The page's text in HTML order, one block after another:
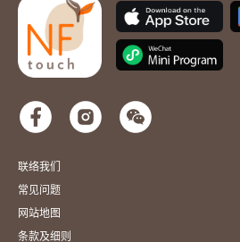
联络我们
常见问题
网站地图
条款及细则